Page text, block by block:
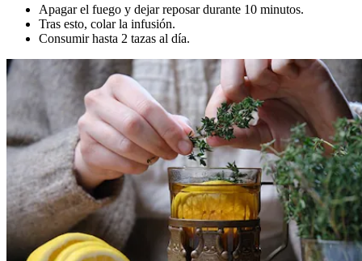
Apagar el fuego y dejar reposar durante 10 minutos.
Tras esto, colar la infusión.
Consumir hasta 2 tazas al día.